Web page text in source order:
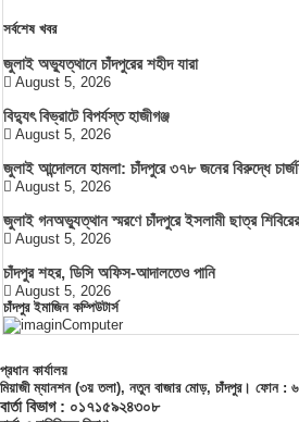
সর্বশেষ খবর
জুলাই অভ্যুত্থানে চাঁদপুরের শহীদ যারা
August 5, 2026
বিদ্যুৎ বিভ্রাটে বিপর্যস্ত হাজীগঞ্জ
August 5, 2026
জুলাই আন্দোলনে হামলা: চাঁদপুরে ৩৭৮ জনের বিরুদ্ধে
August 5, 2026
জুলাই গনঅভ্যুত্থান স্মরণে চাঁদপুরে ইসলামী ছাত্র
August 5, 2026
চাঁদপুর শহর, ডিসি অফিস-আদালতেও পানি
August 5, 2026
চাঁদপুর ইমাজিন কম্পিউটার্স
প্রধান কার্যালয়
মিয়াজী ম্যানশন (৩য় তলা), নতুন বাজার মোড়, চাঁদপুর। ফোন :
বার্তা বিভাগ : ০১৭১৫৯২৪৩০৮